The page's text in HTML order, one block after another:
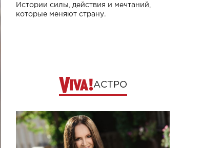
Истории силы, действия и мечтаний,
которые меняют страну.
АСТРО